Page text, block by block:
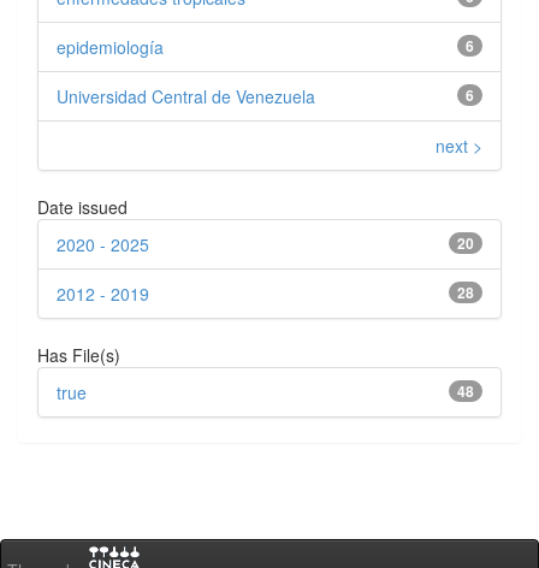
6
epidemiología
6
Universidad Central de Venezuela
next >
Date issued
20
2020 - 2025
28
2012 - 2019
Has File(s)
48
true